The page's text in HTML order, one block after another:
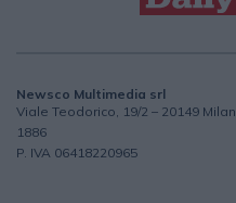
Newsco Multimedia srl
Viale Teodorico, 19/2 – 20149
1886
P. IVA 06418220965